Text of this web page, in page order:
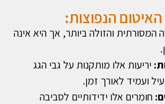
הנפוצות:
המסורתית והזולה ביותר, אך היא אינה
יריעות אלו מותקנות על גבי הגג
ועמיד לאורך זמן.
חומרים אלו ידידותיים לסביבה